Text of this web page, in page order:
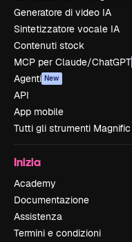
Generatore di video IA
Sintetizzatore vocale IA
Contenuti stock
MCP per Claude/ChatGPT
Agenti New
API
App mobile
Tutti gli strumenti Magnific
Inizia
Academy
Documentazione
Assistenza
Termini e condizioni